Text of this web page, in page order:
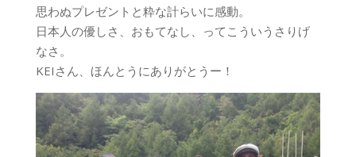
思わぬプレゼントと粋な計らいに感動。
日本人の優しさ、おもてなし、ってこういうさりげ
なさ。
KEIさん、ほんとうにありがとうー！